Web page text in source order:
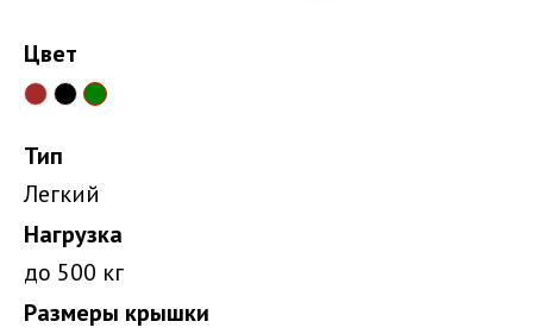
Цвет
Тип
Легкий
Нагрузка
до 500 кг
Размеры крышки